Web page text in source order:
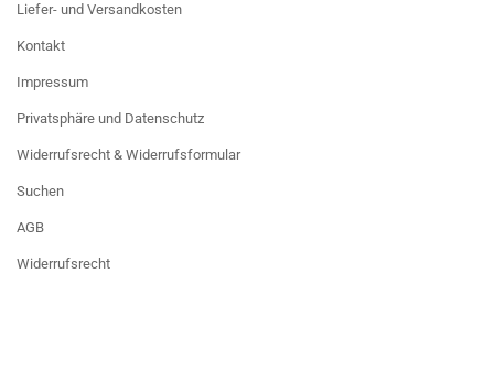
Liefer- und Versandkosten
Kontakt
Impressum
Privatsphäre und Datenschutz
Widerrufsrecht & Widerrufsformular
Suchen
AGB
Widerrufsrecht